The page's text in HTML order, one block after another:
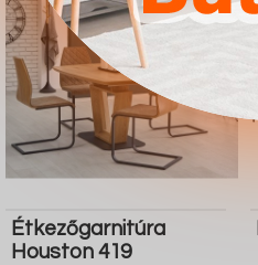
Étkezőgarnitúra
Houston 419